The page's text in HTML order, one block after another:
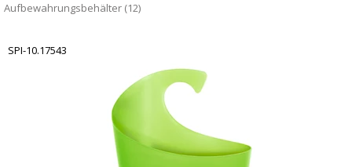
Aufbewahrungsbehälter (12)
SPI-10.17543